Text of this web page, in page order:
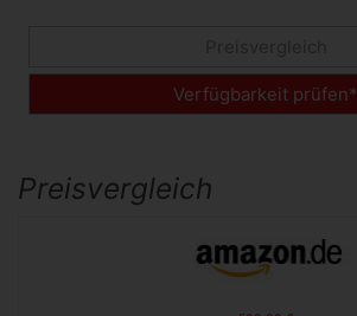
Verfügbarkeit prüfen*
Preisvergleich